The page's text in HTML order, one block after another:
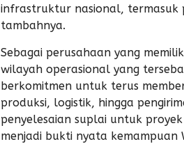
infrastruktur nasional, termasuk
tambahnya.
Sebagai perusahaan yang
wilayah operasional yang
berkomitmen untuk terus
produksi, logistik, hingga
penyelesaian suplai untuk
menjadi bukti nyata kemampuan